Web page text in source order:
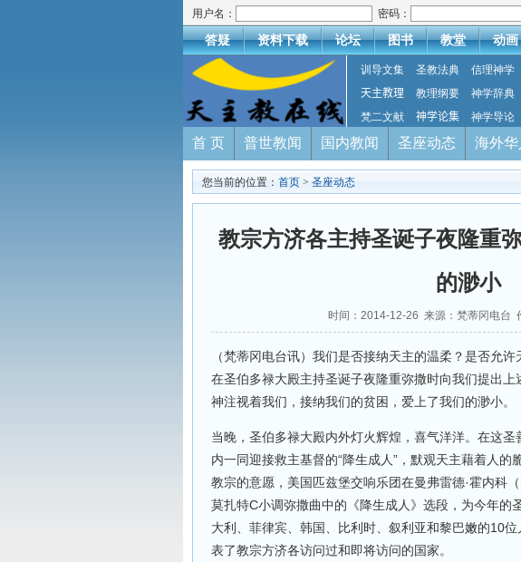
用户名： 密码：
答疑 资料下载 论坛 图书 教堂 动画
训导文集 圣教法典 信理神学
天主教理
教理纲要 神学辞典
梵二文献
神学论集 神学导论
首 页 普世教闻 国内教闻 圣座动态 海外华
您当前的位置： 首页 > 圣座动态
教宗方济各主持圣诞子夜隆重
的渺小
时间：2014-12-26 来源：梵蒂冈电台
（梵蒂冈电台讯）我们是否接纳天主的温柔？是否允
在圣伯多禄大殿主持圣诞子夜隆重弥撒时向我们提出
神注视着我们，接纳我们的贫困，爱上了我们的渺小。
当晚，圣伯多禄大殿内外灯火辉煌，喜气洋洋。在这
内一同迎接救主基督的“降生成人”，默观天主藉着人的
教宗的意愿，美国匹兹堡交响乐团在曼弗雷德·霍内科
莫扎特C小调弥撒曲中的《降生成人》选段，为今年的
大利、菲律宾、韩国、比利时、叙利亚和黎巴嫩的10
表了教宗方济各访问过和即将访问的国家。